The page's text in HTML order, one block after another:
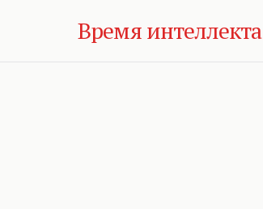
Время интеллекта